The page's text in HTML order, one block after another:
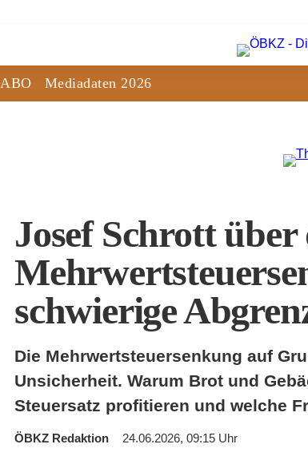
ABO Mediadaten 2026
Josef Schrott über
schwierige
Die Mehrwertsteuersenkung auf
Unsicherheit. Warum Brot und
Steuersatz profitieren und welche
ÖBKZ Redaktion 24.06.2026, 09:15 Uhr